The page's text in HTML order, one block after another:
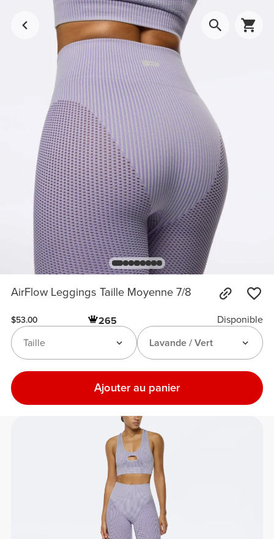
AirFlow Leggings Taille Moyenne 7/8
$53.00 265
Disponible
Lavande / Vert
Taille
Ajouter au panier